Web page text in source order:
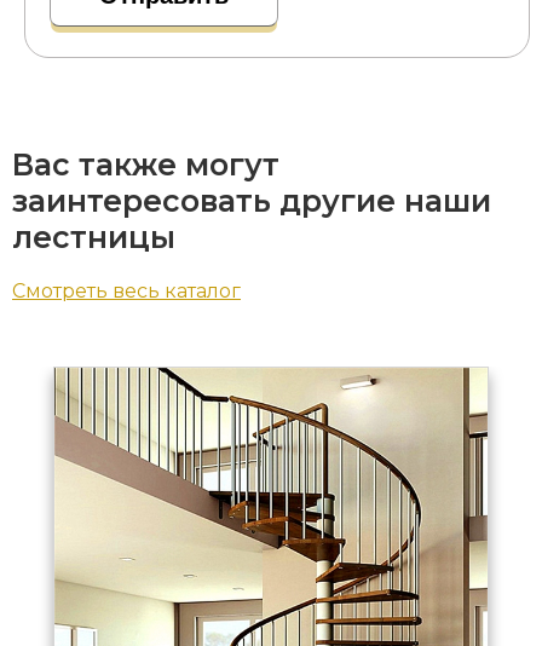
Вас также могут
заинтересовать другие наши
лестницы
Смотреть весь каталог